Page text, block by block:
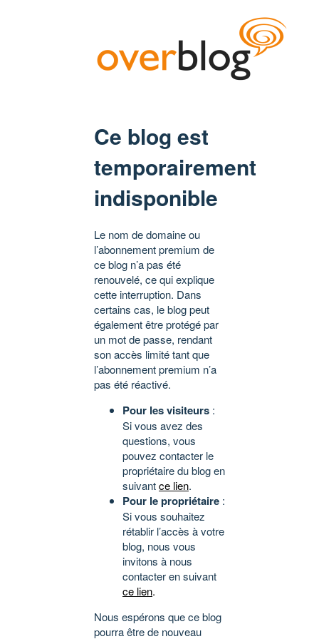
Ce blog est
temporairement
indisponible
Le nom de domaine ou
l’abonnement premium de
ce blog n’a pas été
renouvelé, ce qui explique
cette interruption. Dans
certains cas, le blog peut
également être protégé par
un mot de passe, rendant
son accès limité tant que
l’abonnement premium n’a
pas été réactivé.
Pour les visiteurs :
Si vous avez des
questions, vous
pouvez contacter le
propriétaire du blog en
suivantce lien.
Pour le propriétaire :
Si vous souhaitez
rétablir l’accès à votre
blog, nous vous
invitons à nous
contacter en suivant
ce lien.
Nous espérons que ce blog
pourra être de nouveau